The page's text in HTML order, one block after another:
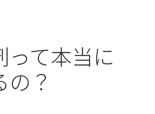
って本当に
？